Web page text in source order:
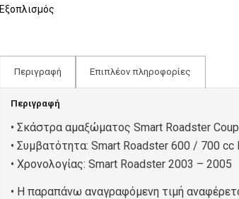
Εξοπλισμός
Περιγραφή Επιπλέον πληροφορίες
Περιγραφή
• Σκάστρα αμαξώματος Smart Roadster
• Συμβατότητα: Smart Roadster 600 / 700 cc
• Xρονολογίας: Smart Roadster 2003 – 2005
• Η παραπάνω αναγραφόμενη τιμή